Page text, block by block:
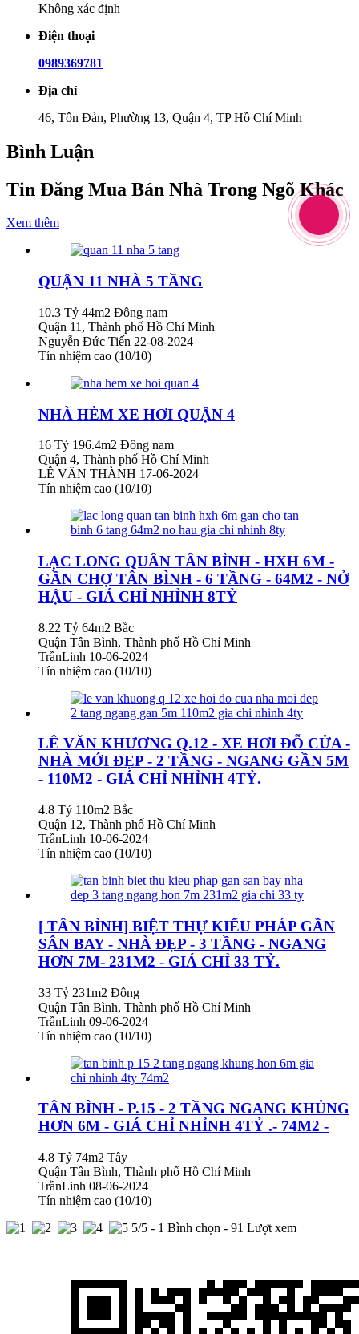
Không xác định
Điện thoại
0989369781
Địa chỉ
46, Tôn Đản, Phường 13, Quận 4, TP Hồ Chí Minh
Bình Luận
Tin Đăng Mua Bán Nhà Trong Ngõ Khác
Xem thêm
QUẬN 11 NHÀ 5 TẦNG
10.3 Tỷ 44m2 Đông nam
Quận 11, Thành phố Hồ Chí Minh
Nguyễn Đức Tiến 22-08-2024
Tín nhiệm cao (10/10)
NHÀ HẺM XE HƠI QUẬN 4
16 Tỷ 196.4m2 Đông nam
Quận 4, Thành phố Hồ Chí Minh
LÊ VĂN THÀNH 17-06-2024
Tín nhiệm cao (10/10)
LẠC LONG QUÂN TÂN BÌNH - HXH 6M -
GẦN CHỢ TÂN BÌNH - 6 TẦNG - 64M2 - NỞ
HẬU - GIÁ CHỈ NHỈNH 8TỶ
8.22 Tỷ 64m2 Bắc
Quận Tân Bình, Thành phố Hồ Chí Minh
TrầnLinh 10-06-2024
Tín nhiệm cao (10/10)
LÊ VĂN KHƯƠNG Q.12 - XE HƠI ĐỖ CỬA -
NHÀ MỚI ĐẸP - 2 TẦNG - NGANG GẦN 5M
- 110M2 - GIÁ CHỈ NHỈNH 4TỶ.
4.8 Tỷ 110m2 Bắc
Quận 12, Thành phố Hồ Chí Minh
TrầnLinh 10-06-2024
Tín nhiệm cao (10/10)
[ TÂN BÌNH] BIỆT THỰ KIỂU PHÁP GẦN
SÂN BAY - NHÀ ĐẸP - 3 TẦNG - NGANG
HƠN 7M- 231M2 - GIÁ CHỈ 33 TỶ.
33 Tỷ 231m2 Đông
Quận Tân Bình, Thành phố Hồ Chí Minh
TrầnLinh 09-06-2024
Tín nhiệm cao (10/10)
TÂN BÌNH - P.15 - 2 TẦNG NGANG KHỦNG
HƠN 6M - GIÁ CHỈ NHỈNH 4TỶ .- 74M2 -
4.8 Tỷ 74m2 Tây
Quận Tân Bình, Thành phố Hồ Chí Minh
TrầnLinh 08-06-2024
Tín nhiệm cao (10/10)
5/5 - 1 Bình chọn - 91 Lượt xem